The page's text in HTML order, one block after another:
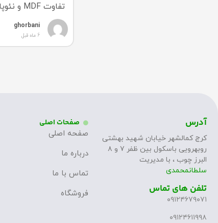
تفاوت MDF و نئوپان
ghorbani
6 ماه قبل
آدرس
کرج کمالشهر خیابان شهید بهشتی
روبهرویی باسکول بین ظفر ۷ و ۸
البرز چوب ، با مدیریت
سلطانمحمدی
تلفن های تماس
۰۹۱۲۴۶۷۹۰۷۱
۰۹۱۲۴۶۱۱۹۹۸
صفحات اصلی
صفحه اصلی
درباره ما
تماس با ما
فروشگاه